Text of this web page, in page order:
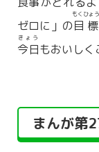
ゼロに」の目標
もくひょう
今日
きょう
もおいしく
まんが第